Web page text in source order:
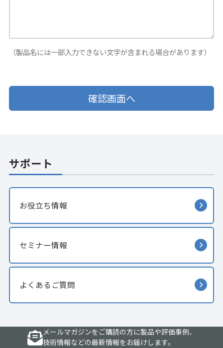
（製品名には一部入力できない文字が含まれる場合があります）
サポート
お役立ち情報
セミナー情報
よくあるご質問
メールマガジンをご購読の方に製品や評価事例、
技術情報などの最新情報をお届けします。